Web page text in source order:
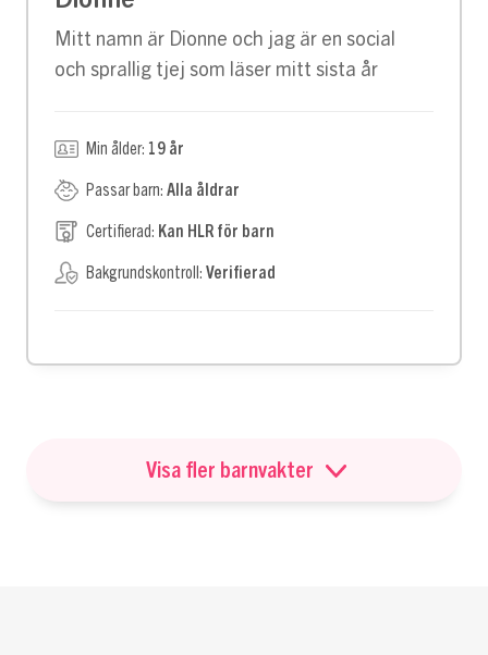
Mitt namn är Dionne och jag är en social
och sprallig tjej som läser mitt sista år
Min ålder: 19 år
Passar barn: Alla åldrar
Certifierad: Kan HLR för barn
Bakgrundskontroll: Verifierad
Visa fler barnvakter